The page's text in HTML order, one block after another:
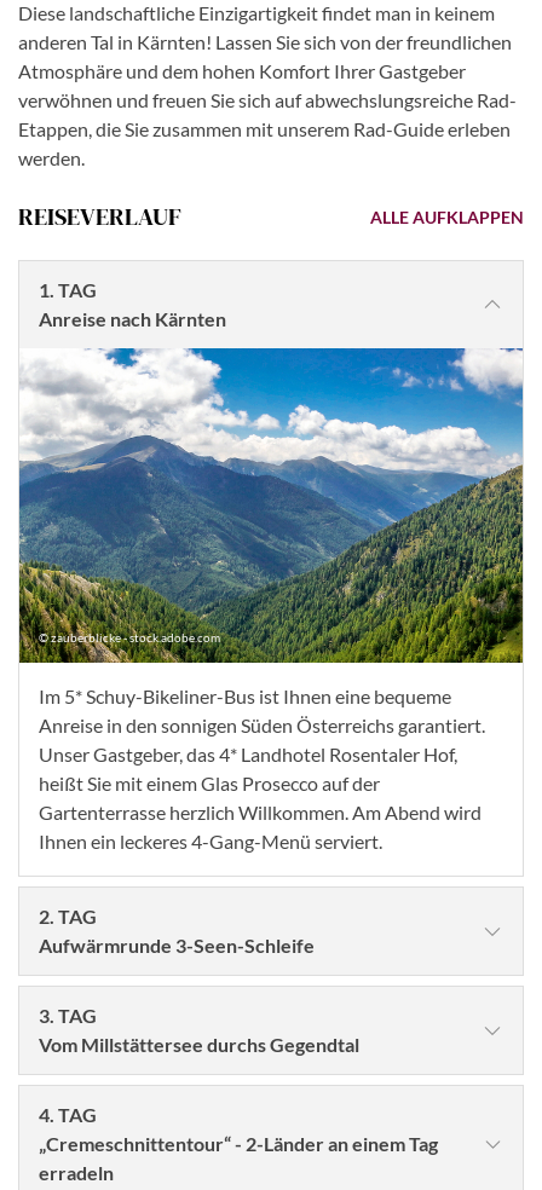
Diese landschaftliche Einzigartigkeit findet man in keinem
anderen Tal in Kärnten! Lassen Sie sich von der freundlichen
Atmosphäre und dem hohen Komfort Ihrer Gastgeber
verwöhnen und freuen Sie sich auf abwechslungsreiche Rad-
Etappen, die Sie zusammen mit unserem Rad-Guide erleben
werden.
REISEVERLAUF ALLE AUFKLAPPEN
1. TAG
Anreise nach Kärnten
© zauberblicke - stock.adobe.com
Im 5* Schuy-Bikeliner-Bus ist Ihnen eine bequeme
Anreise in den sonnigen Süden Österreichs garantiert.
Unser Gastgeber, das 4* Landhotel Rosentaler Hof,
heißt Sie mit einem Glas Prosecco auf der
Gartenterrasse herzlich Willkommen. Am Abend wird
Ihnen ein leckeres 4-Gang-Menü serviert.
2. TAG
Aufwärmrunde 3-Seen-Schleife
3. TAG
Vom Millstättersee durchs Gegendtal
4. TAG
„Cremeschnittentour“ - 2-Länder an einem Tag
erradeln